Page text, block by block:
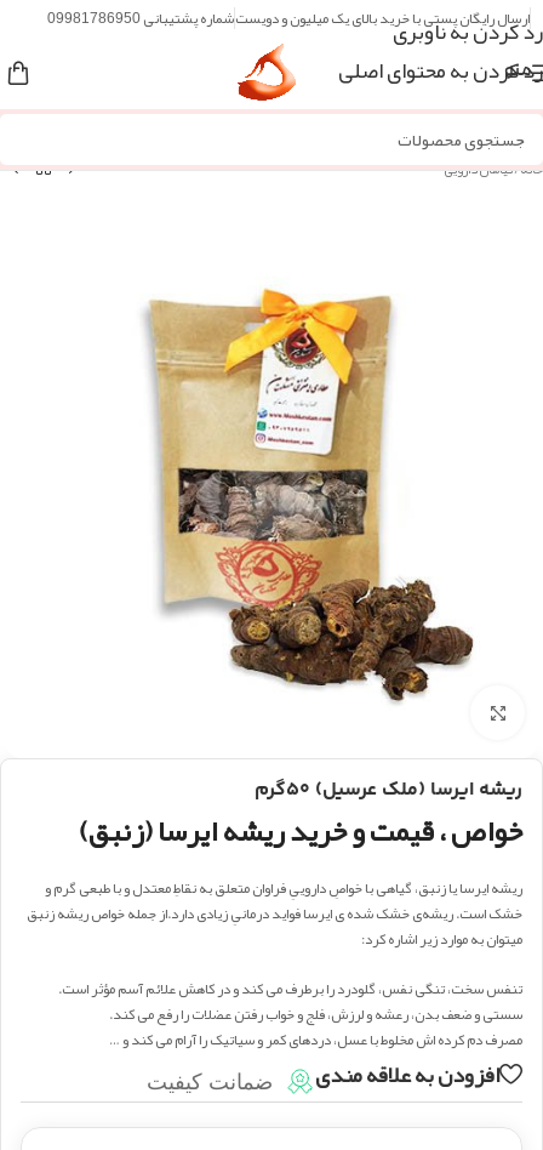
رد کردن به ناوبری
رد کردن به محتوای اصلی
ارسال رایگان پستی با خرید بالای یک میلیون و دویستشماره پشتیبانی 09981786950
منو
خانه/گیاهان دارویی
بزرگنمایی تصویر
ریشه ایرسا (ملک عرسیل) ۵۰گرم
خواص ، قیمت و خرید ریشه ایرسا (زنبق)
ریشه ایرسا یا زنبق، گیاهی با خواصِ داروییِ فراوان متعلق به نقاطِ معتدل و با طبعی گرم و
خشک است. ریشه‌ی خشک شده ی ایرسا فواید درمانیِ زیادی دارد.از جمله خواص ریشه زنبق
میتوان به موارد زیر اشاره کرد:
تنفس سخت، تنگی نفس، گلودرد را برطرف می کند و در کاهش علائم آسم مؤثر است.
سستی و ضعف بدن، رعشه و لرزش، فلج و خواب رفتن عضلات را رفع می کند.
مصرف دم کرده اش مخلوط با عسل، دردهای کمر و سیاتیک را آرام می کند و …
افزودن به علاقه مندی ضمانت کیفیت